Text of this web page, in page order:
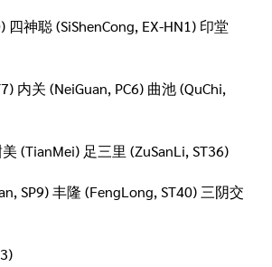
四神聪 (SiShenCong, EX-HN1) 印堂
内关 (NeiGuan, PC6) 曲池 (QuChi,
(TianMei) 足三里 (ZuSanLi, ST36)
SP9) 丰隆 (FengLong, ST40) 三阴交